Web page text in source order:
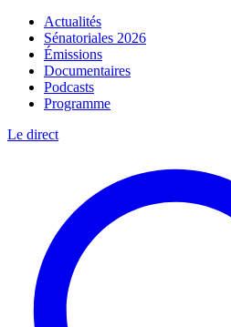
Actualités
Sénatoriales 2026
Émissions
Documentaires
Podcasts
Programme
Le direct